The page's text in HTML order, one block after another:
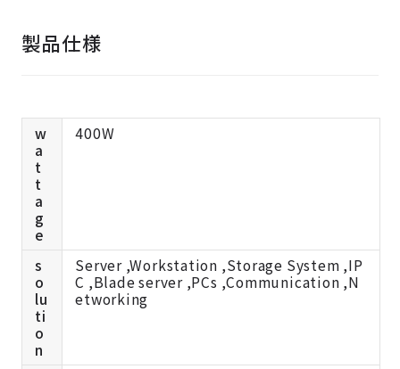
製品仕様
w
a
t
t
a
g
e
400W
s
o
lu
ti
o
n
Server ,Workstation ,Storage System ,IP
C ,Blade server ,PCs ,Communication ,N
etworking